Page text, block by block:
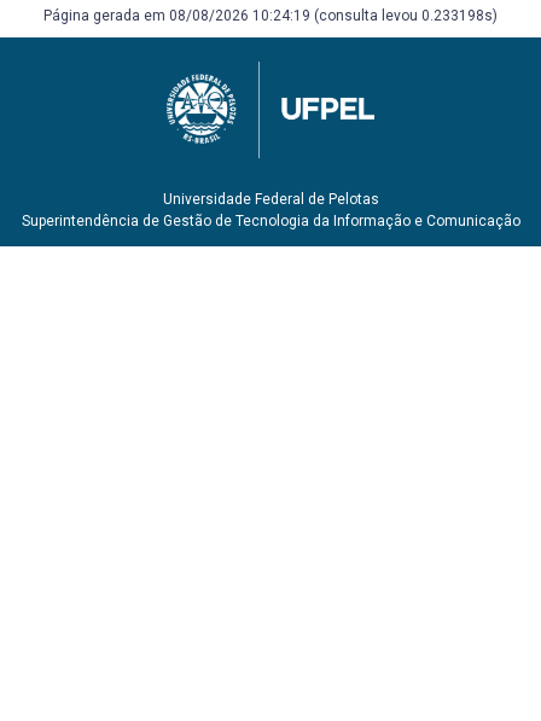
Página gerada em 08/08/2026 10:24:19 (consulta levou 0.233198s)
Universidade Federal de Pelotas
Superintendência de Gestão de Tecnologia da Informação e Comunicação